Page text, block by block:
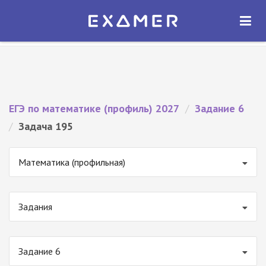
Экзамер — ЕГЭ 2027
ОТКРЫТЬ
ЕГЭ по математике (профиль) 2027 / Задание 6
/ Задача 195
Математика (профильная)
Задания
Задание 6